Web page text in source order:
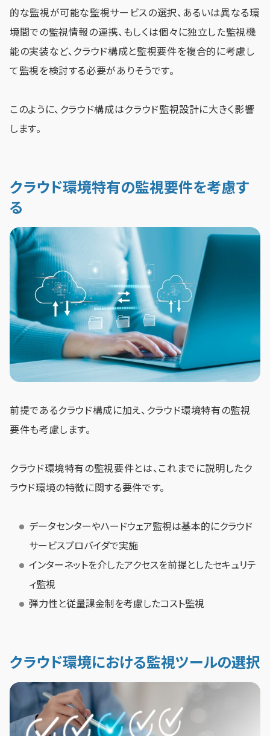
的な監視が可能な監視サービスの選択、あるいは異なる環
境間での監視情報の連携、もしくは個々に独立した監視機
能の実装など、クラウド構成と監視要件を複合的に考慮し
て監視を検討する必要がありそうです。
このように、クラウド構成はクラウド監視設計に大きく影響
します。
クラウド環境特有の監視要件を考慮す
る
前提であるクラウド構成に加え、クラウド環境特有の監視
要件も考慮します。
クラウド環境特有の監視要件とは、これまでに説明したク
ラウド環境の特徴に関する要件です。
データセンターやハードウェア監視は基本的にクラウド
サービスプロバイダで実施
インターネットを介したアクセスを前提としたセキュリテ
ィ監視
弾力性と従量課金制を考慮したコスト監視
クラウド環境における監視ツールの選択